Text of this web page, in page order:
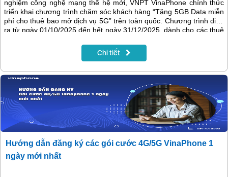
nghiệm công nghệ mạng thế hệ mới, VNPT VinaPhone chính thức
triển khai chương trình chăm sóc khách hàng “Tặng 5GB Data miễn
phí cho thuê bao mở dịch vụ 5G” trên toàn quốc. Chương trình diễn
ra từ ngày 01/10/2025 đến hết ngày 31/12/2025, dành cho các thuê
Chi tiết
Hướng dẫn đăng ký các gói cước 4G/5G VinaPhone 1
ngày mới nhất